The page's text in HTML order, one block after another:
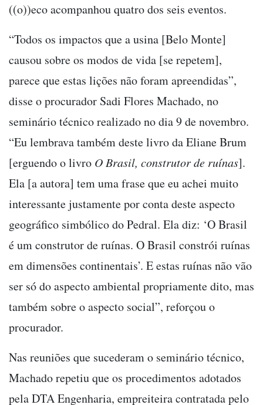
((o))eco acompanhou quatro dos seis eventos.
“Todos os impactos que a usina [Belo Monte]
causou sobre os modos de vida [se repetem],
parece que estas lições não foram apreendidas”,
disse o procurador Sadi Flores Machado, no
seminário técnico realizado no dia 9 de novembro.
“Eu lembrava também deste livro da Eliane Brum
[erguendo o livro O Brasil, construtor de ruínas].
Ela [a autora] tem uma frase que eu achei muito
interessante justamente por conta deste aspecto
geográfico simbólico do Pedral. Ela diz: ‘O Brasil
é um construtor de ruínas. O Brasil constrói ruínas
em dimensões continentais’. E estas ruínas não vão
ser só do aspecto ambiental propriamente dito, mas
também sobre o aspecto social”, reforçou o
procurador.
Nas reuniões que sucederam o seminário técnico,
Machado repetiu que os procedimentos adotados
pela DTA Engenharia, empreiteira contratada pelo